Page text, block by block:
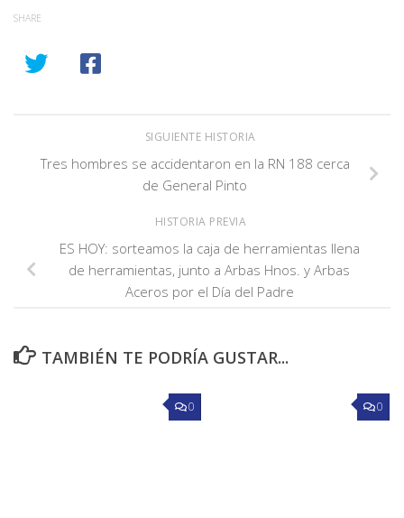
SHARE
SIGUIENTE HISTORIA
Tres hombres se accidentaron en la RN 188 cerca
de General Pinto
HISTORIA PREVIA
ES HOY: sorteamos la caja de herramientas llena
de herramientas, junto a Arbas Hnos. y Arbas
Aceros por el Día del Padre
TAMBIÉN TE PODRÍA GUSTAR...
0 0